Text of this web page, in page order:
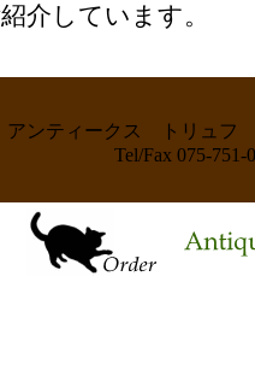
介しています。
アンティークス トリュ
Tel/Fax 075-